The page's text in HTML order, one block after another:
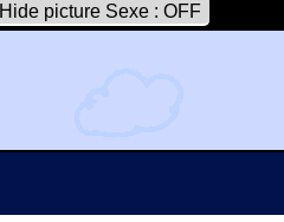
Hide picture Sexe : OFF